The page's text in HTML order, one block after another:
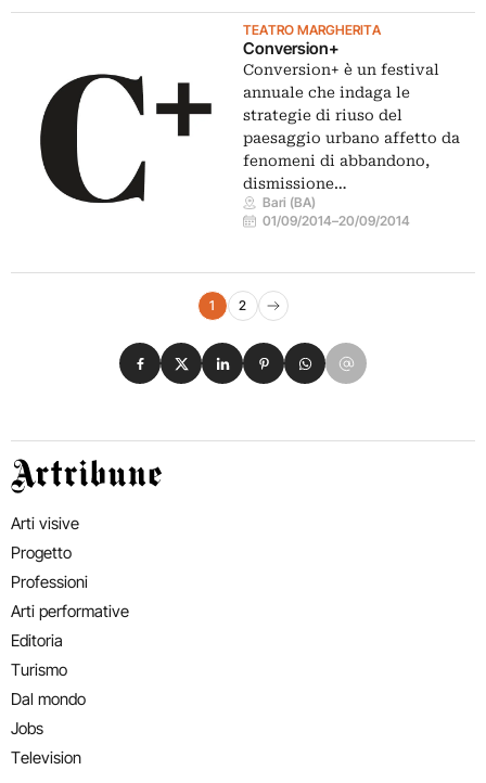
TEATRO MARGHERITA
Conversion+
Conversion+ è un festival
annuale che indaga le
strategie di riuso del
paesaggio urbano affetto da
fenomeni di abbandono,
dismissione…
Bari (BA)
01/09/2014–20/09/2014
Navigazione eventi1 2
Pagina successiva
Condividi su Facebook
Condividi su X
Condividi su LinkedIn
Condividi su Pinterest
Condividi su WhatsApp
Condividi su Email
Artribune
Arti visive
Progetto
Professioni
Arti performative
Editoria
Turismo
Dal mondo
Jobs
Television